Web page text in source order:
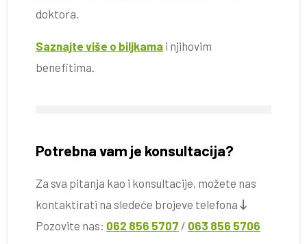
doktora.
Saznajte više o biljkama i njihovim
benefitima.
Potrebna vam je konsultacija?
Za sva pitanja kao i konsultacije, možete nas
kontaktirati na sledeće brojeve telefona
Pozovite nas: 062 856 5707 / 063 856 5706